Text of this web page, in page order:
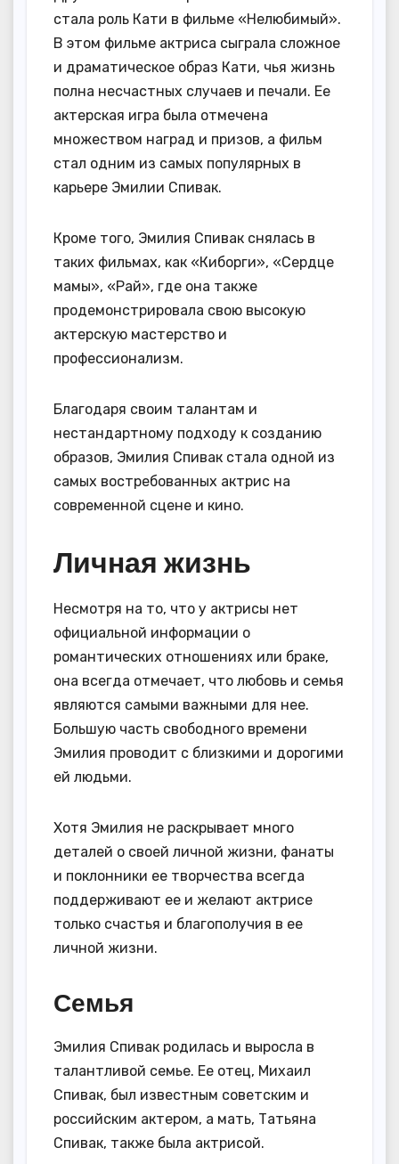
стала роль Кати в фильме «Нелюбимый».
В этом фильме актриса сыграла сложное
и драматическое образ Кати, чья жизнь
полна несчастных случаев и печали. Ее
актерская игра была отмечена
множеством наград и призов, а фильм
стал одним из самых популярных в
карьере Эмилии Спивак.
Кроме того, Эмилия Спивак снялась в
таких фильмах, как «Киборги», «Сердце
мамы», «Рай», где она также
продемонстрировала свою высокую
актерскую мастерство и
профессионализм.
Благодаря своим талантам и
нестандартному подходу к созданию
образов, Эмилия Спивак стала одной из
самых востребованных актрис на
современной сцене и кино.
Личная жизнь
Несмотря на то, что у актрисы нет
официальной информации о
романтических отношениях или браке,
она всегда отмечает, что любовь и семья
являются самыми важными для нее.
Большую часть свободного времени
Эмилия проводит с близкими и дорогими
ей людьми.
Хотя Эмилия не раскрывает много
деталей о своей личной жизни, фанаты
и поклонники ее творчества всегда
поддерживают ее и желают актрисе
только счастья и благополучия в ее
личной жизни.
Семья
Эмилия Спивак родилась и выросла в
талантливой семье. Ее отец, Михаил
Спивак, был известным советским и
российским актером, а мать, Татьяна
Спивак, также была актрисой.